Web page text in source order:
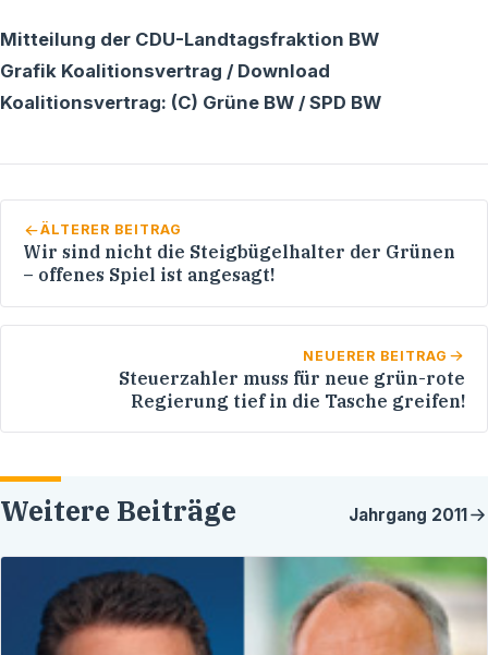
Mitteilung der CDU-Landtagsfraktion BW
Grafik Koalitionsvertrag / Download
Koalitionsvertrag: (C) Grüne BW / SPD BW
ÄLTERER BEITRAG
Wir sind nicht die Steigbügelhalter der Grünen
– offenes Spiel ist angesagt!
NEUERER BEITRAG
Steuerzahler muss für neue grün-rote
Regierung tief in die Tasche greifen!
Weitere Beiträge Jahrgang 2011